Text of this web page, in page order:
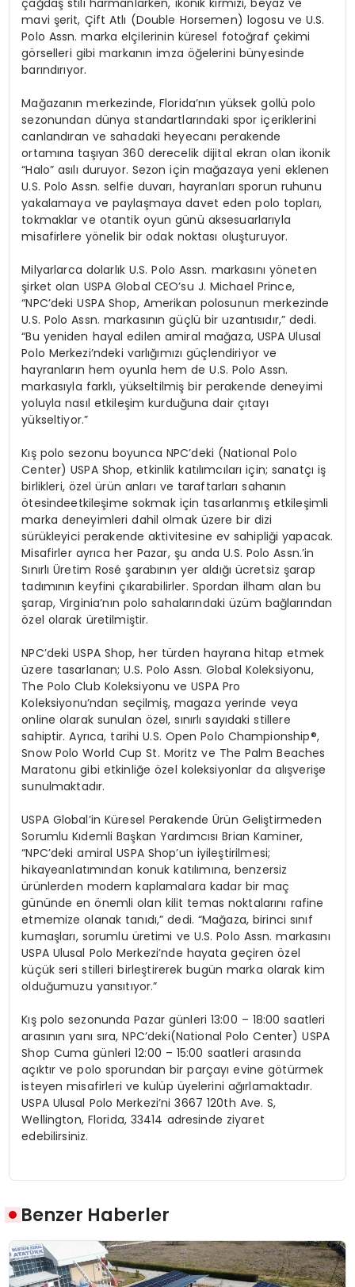
çağdaş stili harmanlarken, ikonik kırmızı, beyaz ve
mavi şerit, Çift Atlı (Double Horsemen) logosu ve U.S.
Polo Assn.marka elçilerinin küresel fotoğraf çekimi
görselleri gibi markanın imza öğelerini bünyesinde
barındırıyor.
Mağazanın merkezinde, Florida’nın yüksek gollü polo
sezonundan dünya standartlarındaki spor içeriklerini
canlandıran ve sahadaki heyecanı perakende
ortamına taşıyan 360 derecelik dijital ekran olan ikonik
“Halo” asılı duruyor. Sezon için mağazaya yeni eklenen
U.S. PoloAssn. selfie duvarı, hayranları sporun ruhunu
yakalamaya ve paylaşmaya davet eden polo topları,
tokmaklar ve otantik oyun günü aksesuarlarıyla
misafirlere yönelikbir odak noktası oluşturuyor.
Milyarlarca dolarlık U.S. Polo Assn. markasını yöneten
şirket olan USPA Global CEO’su J. Michael Prince,
“NPC’deki USPA Shop, Amerikan polosunun merkezinde
U.S. PoloAssn. markasının güçlü bir uzantısıdır,” dedi.
“Bu yeniden hayal edilen amiral mağaza, USPA Ulusal
Polo Merkezi’ndeki varlığımızı güçlendiriyor ve
hayranların hem oyunla hem de U.S. PoloAssn.
markasıyla farklı, yükseltilmiş bir perakende deneyimi
yoluyla nasıl etkileşim kurduğuna dair çıtayı
yükseltiyor.”
Kış polo sezonu boyunca NPC’deki (National Polo
Center) USPA Shop, etkinlik katılımcıları için; sanatçı iş
birlikleri, özel ürün anları ve taraftarları sahanın
ötesindeetkileşime sokmak için tasarlanmış etkileşimli
marka deneyimleri dahil olmak üzere bir dizi
sürükleyici perakende aktivitesine ev sahipliği yapacak.
Misafirler ayrıca her Pazar, şu anda U.S. PoloAssn.’in
Sınırlı Üretim Rosé şarabının yer aldığı ücretsiz şarap
tadımının keyfini çıkarabilirler. Spordan ilham alan bu
şarap, Virginia’nın polo sahalarındaki üzüm bağlarından
özel olarak üretilmiştir.
NPC’deki USPA Shop, her türden hayrana hitap etmek
üzere tasarlanan; U.S. PoloAssn. Global Koleksiyonu,
The Polo Club Koleksiyonu ve USPA Pro
Koleksiyonu’ndan seçilmiş, magaza yerinde veya
onlineolarak sunulan özel, sınırlı sayıdaki stillere
sahiptir. Ayrıca, tarihi U.S. Open Polo Championship®,
SnowPolo World Cup St. Moritz ve The PalmBeaches
Maratonu gibi etkinliğeözel koleksiyonlar da alışverişe
sunulmaktadır.
USPA Global’in Küresel PerakendeÜrün Geliştirmeden
Sorumlu Kıdemli Başkan YardımcısıBrian Kaminer,
“NPC’deki amiral USPA Shop’un iyileştirilmesi;
hikayeanlatımından konuk katılımına, benzersiz
ürünlerden modern kaplamalara kadar bir maç
gününde enönemli olan kilit temas noktalarını rafine
etmemize olanak tanıdı,” dedi. “Mağaza, birinci sınıf
kumaşları, sorumlu üretimi ve U.S. Polo Assn.markasını
USPA Ulusal Polo Merkezi’nde hayata geçirenözel
küçük seri stilleri birleştirerek bugün marka olarak kim
olduğumuzu yansıtıyor.”
Kış polo sezonunda Pazar günleri 13:00 – 18:00 saatleri
arasının yanı sıra,NPC’deki(National Polo Center) USPA
Shop Cuma günleri 12:00 – 15:00 saatleri arasında
açıktır ve polo sporundan birparçayı evine götürmek
isteyen misafirleri ve kulüp üyelerini ağırlamaktadır.
USPA Ulusal Polo Merkezi’ni 3667 120th Ave. S,
Wellington, Florida, 33414 adresinde ziyaret
edebilirsiniz.
Benzer Haberler